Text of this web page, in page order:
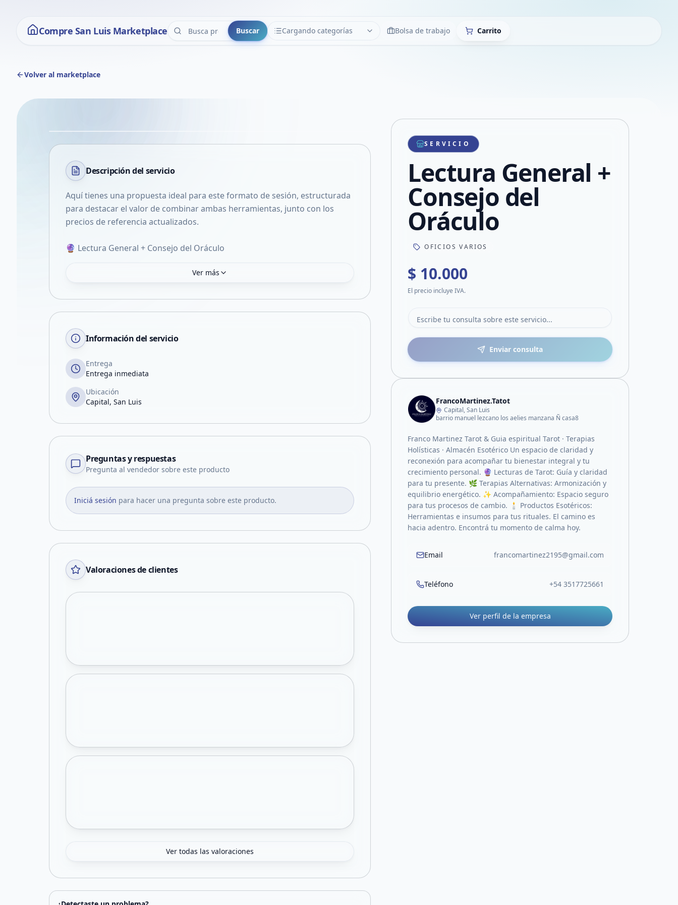
Compre San Luis Marketplace Buscar Cargando categorías
CATEGORÍAS LimpiarBolsa de trabajo Carrito
Volver al marketplace
VER EN PANTALLA COMPLETA
Compartir producto
Compartir por WhatsApp
Compartir por mail
Compartir en Facebook
Compartir en X
Descripción del servicio
Aquí tienes una propuesta ideal para este formato de sesión, estructurada
para destacar el valor de combinar ambas herramientas, junto con los
precios de referencia actualizados.
🔮 Lectura General + Consejo del Oráculo
Ver más
Información del servicio
Entrega
Entrega inmediata
Ubicación
Capital, San Luis
Preguntas y respuestas
Pregunta al vendedor sobre este producto
Iniciá sesión para hacer una pregunta sobre este producto.
Valoraciones de clientes
Ver todas las valoraciones
SERVICIO
Lectura General +
Consejo del
Oráculo
OFICIOS VARIOS
$ 10.000
El precio incluye IVA.
Enviar consulta
FrancoMartinez.Tatot
Capital, San Luis
barrio manuel lezcano los aelies manzana Ñ casa8
Franco Martinez Tarot & Guia espiritual Tarot · Terapias
Holísticas · Almacén Esotérico Un espacio de claridad y
reconexión para acompañar tu bienestar integral y tu
crecimiento personal. 🔮 Lecturas de Tarot: Guía y claridad
para tu presente. 🌿 Terapias Alternativas: Armonización y
equilibrio energético. ✨ Acompañamiento: Espacio seguro
para tus procesos de cambio. 🕯️ Productos Esotéricos:
Herramientas e insumos para tus rituales. El camino es
hacia adentro. Encontrá tu momento de calma hoy.
Email francomartinez2195@gmail.com
Teléfono +54 3517725661
Ver perfil de la empresa